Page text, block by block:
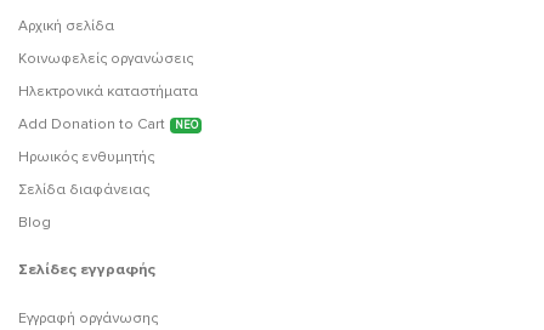
Αρχική σελίδα
Κοινωφελείς οργανώσεις
Ηλεκτρονικά καταστήματα
Add Donation to Cart
ΝΕΟ
Ηρωικός ενθυμητής
Σελίδα διαφάνειας
Blog
Σελίδες εγγραφής
Εγγραφή οργάνωσης